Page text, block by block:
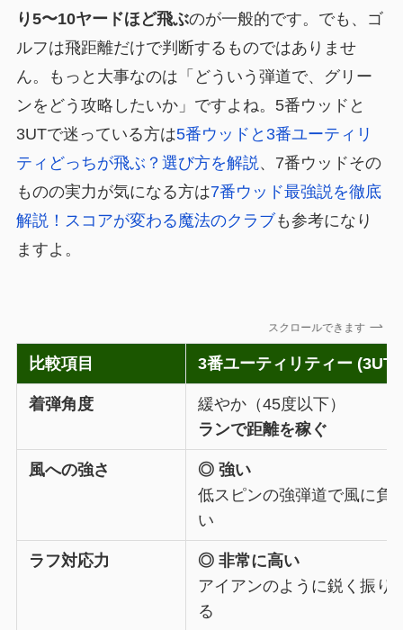
り5〜10ヤードほど飛ぶのが一般的です。でも、ゴ
ルフは飛距離だけで判断するものではありませ
ん。もっと大事なのは「どういう弾道で、グリー
ンをどう攻略したいか」ですよね。5番ウッドと
3UTで迷っている方は5番ウッドと3番ユーティリ
ティどっちが飛ぶ？選び方を解説 、7番ウッドその
ものの実力が気になる方は7番ウッド最強説を徹底
解説！スコアが変わる魔法のクラブも参考になり
ますよ。
スクロールできます
比較項目 3番ユーティリティー (3UT)
着弾角度
緩やか（45度以下）
ランで距離を稼ぐ
風への強さ
◎ 強い
低スピンの強弾道で風に負
い
ラフ対応力
◎ 非常に高い
アイアンのように鋭く振り
る